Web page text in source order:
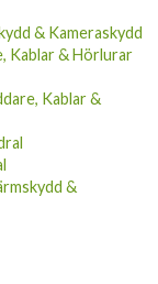
& Kameraskydd
Kablar & Hörlurar
Kablar &
&